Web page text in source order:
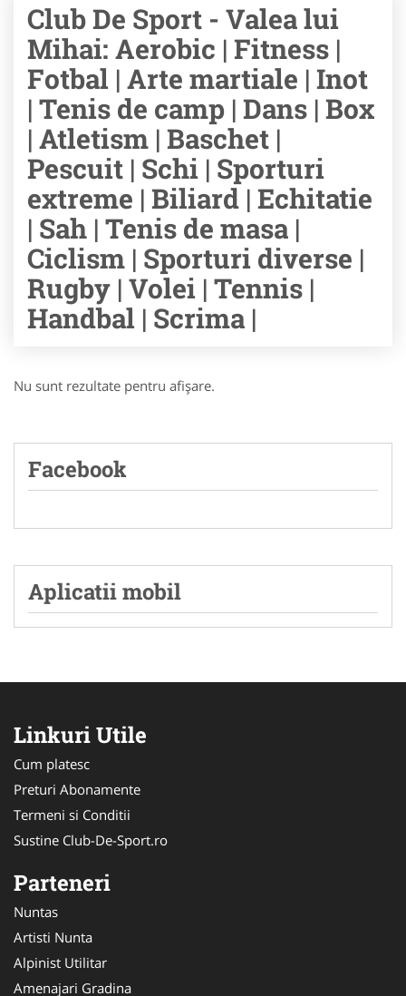
Club De Sport - Valea lui
Mihai: Aerobic | Fitness |
Fotbal | Arte martiale | Inot
| Tenis de camp | Dans | Box
| Atletism | Baschet |
Pescuit | Schi | Sporturi
extreme | Biliard | Echitatie
| Sah | Tenis de masa |
Ciclism | Sporturi diverse |
Rugby | Volei | Tennis |
Handbal | Scrima |
Nu sunt rezultate pentru afişare.
Facebook
Aplicatii mobil
Linkuri Utile
Cum platesc
Preturi Abonamente
Termeni si Conditii
Sustine Club-De-Sport.ro
Parteneri
Nuntas
Artisti Nunta
Alpinist Utilitar
Amenajari Gradina